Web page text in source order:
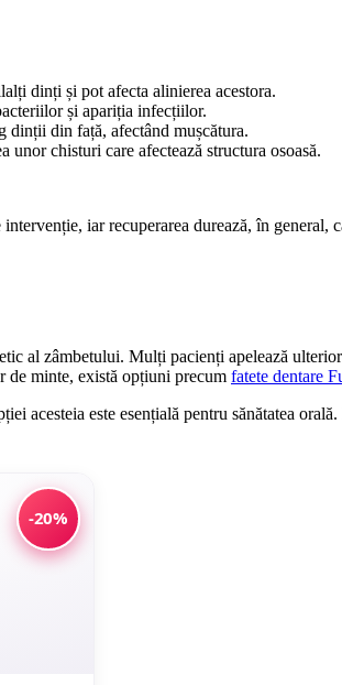
dinți și pot afecta alinierea acestora.
și apariția infecțiilor.
dinții din față, afectând mușcătura.
unor chisturi care afectează structura osoasă.
iar recuperarea durează, în general,
al zâmbetului. Mulți pacienți apelează
de minte, există opțiuni precum fatete dentare
acesteia este esențială pentru sănătatea
-20%